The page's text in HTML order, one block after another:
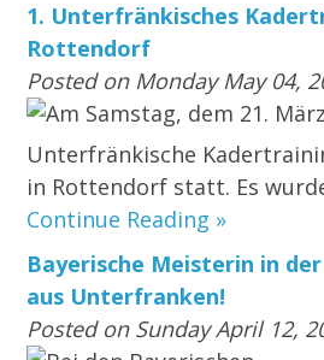
1. Unterfränkisches
Rottendorf
Posted on Monday May 04,
Am Samstag, dem 21.
Unterfränkische
in Rottendorf statt. Es
Continue Reading »
Bayerische Meisterin in
aus Unterfranken!
Posted on Sunday April 12,